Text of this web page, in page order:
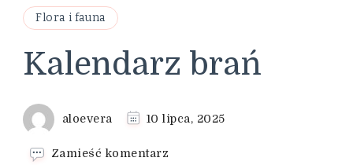
Flora i fauna
Kalendarz brań
aloevera 10 lipca, 2025
Zamieść komentarz